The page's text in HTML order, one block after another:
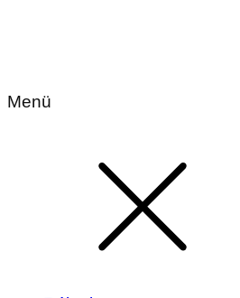
Menü